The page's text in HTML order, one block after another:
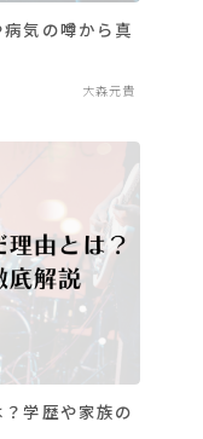
気の噂から真
大森元貴
学歴や家族の